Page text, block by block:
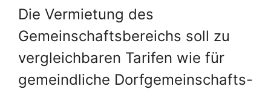
Die Vermietung des
Gemeinschaftsbereichs soll zu
vergleichbaren Tarifen wie für
gemeindliche Dorfgemeinschafts-